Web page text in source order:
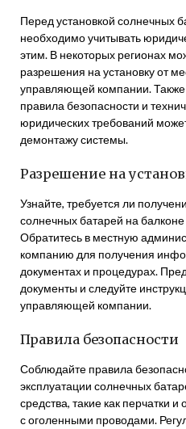
Перед установкой солнечных
необходимо учитывать
этим. В некоторых регионах
разрешения на установку от
управляющей компании.
правила безопасности и
юридических требований
демонтажу системы.
Разрешение на
Узнайте, требуется ли
солнечных батарей на
Обратитесь в местную
компанию для получения
документах и процедурах.
документы и следуйте
управляющей компании.
Правила безопасности
Соблюдайте правила
эксплуатации солнечных
средства, такие как перчатки и
с оголенными проводами.